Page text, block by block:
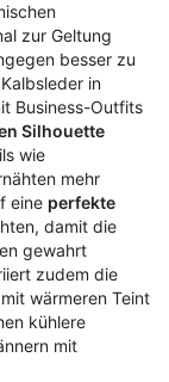
zur Geltung
besser zu
in
Business-Outfits
Silhouette
wie
mehr
eine perfekte
damit die
gewahrt
zudem die
wärmeren Teint
kühlere
mit